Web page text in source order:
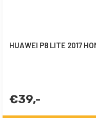
HUAWEI P8 LITE 2017
€39,-